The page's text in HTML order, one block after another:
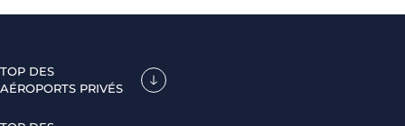
TOP DES
AÉROPORTS PRIVÉS